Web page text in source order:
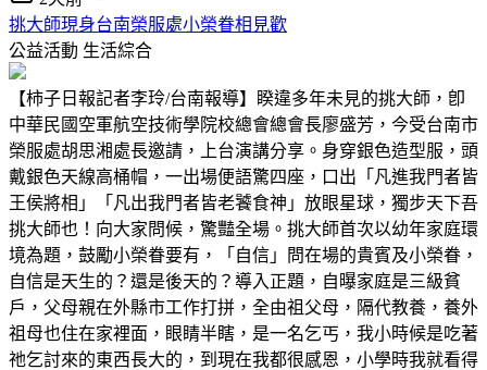
挑大師現身台南榮服處小榮眷相見歡
公益活動 生活綜合
【柿子日報記者李玲/台南報導】睽違多年未見的挑大師，卽
中華民國空軍航空技術學院校總會總會長廖盛芳，今受台南市
榮服處胡思湘處長邀請，上台演講分享。身穿銀色造型服，頭
戴銀色天線高桶帽，一出場便語驚四座，口出「凡進我門者皆
王侯將相」「凡出我門者皆老饕食神」放眼星球，獨步天下吾
挑大師也！向大家問候，驚豔全場。挑大師首次以幼年家庭環
境為題，鼓勵小榮眷要有，「自信」問在場的貴賓及小榮眷，
自信是天生的？還是後天的？導入正題，自曝家庭是三級貧
戶，父母親在外縣市工作打拼，全由祖父母，隔代教養，養外
祖母也住在家裡面，眼睛半瞎，是一名乞丐，我小時候是吃著
祂乞討來的東西長大的，到現在我都很感恩，小學時我就看得